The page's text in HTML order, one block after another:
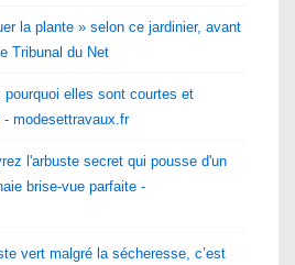
la plante » selon ce jardinier, avant
Tribunal du Net
pourquoi elles sont courtes et
modesettravaux.fr
l'arbuste secret qui pousse d'un
brise-vue parfaite -
vert malgré la sécheresse, c’est